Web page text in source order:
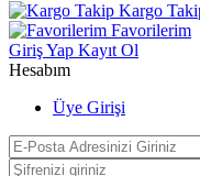
Kargo
Favorilerim
Giriş Yap Kayıt Ol
Hesabım
Üye Girişi